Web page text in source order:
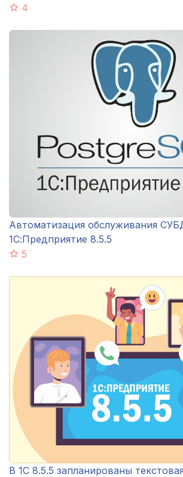
4
Автоматизация обслуживания
1С:Предприятие 8.5.5
5
В 1С 8.5.5 запланированы